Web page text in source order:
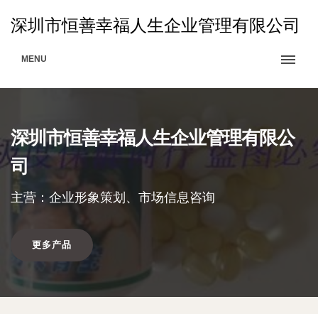
深圳市恒善幸福人生企业管理有限公司
MENU
深圳市恒善幸福人生企业管理有限公
司
主营：企业形象策划、市场信息咨询
更多产品